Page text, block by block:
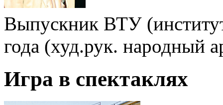
Выпускник ВТУ
года (худ.рук. народный
Игра в спектаклях